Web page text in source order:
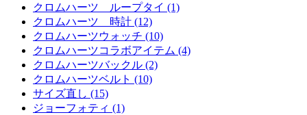
クロムハーツ ループタイ (1)
クロムハーツ 時計 (12)
クロムハーツウォッチ (10)
クロムハーツコラボアイテム (4)
クロムハーツバックル (2)
クロムハーツベルト (10)
サイズ直し (15)
ジョーフォティ (1)